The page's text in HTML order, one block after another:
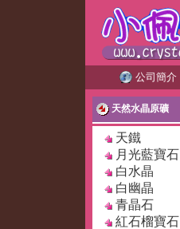
公司簡介
天然水晶原礦
天鐵
月光藍寶石
白水晶
白幽晶
青晶石
紅石榴寶石